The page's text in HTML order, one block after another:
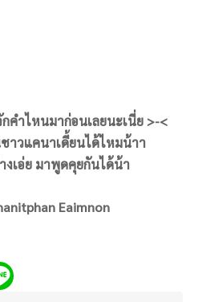
กคำไหนมาก่อนเลยนะเนี่ย >-<
าวแคนาเดี้ยนได้ไหมน้าา
งเอ่ย มาพูดคุยกันได้น้า
Eaimnon